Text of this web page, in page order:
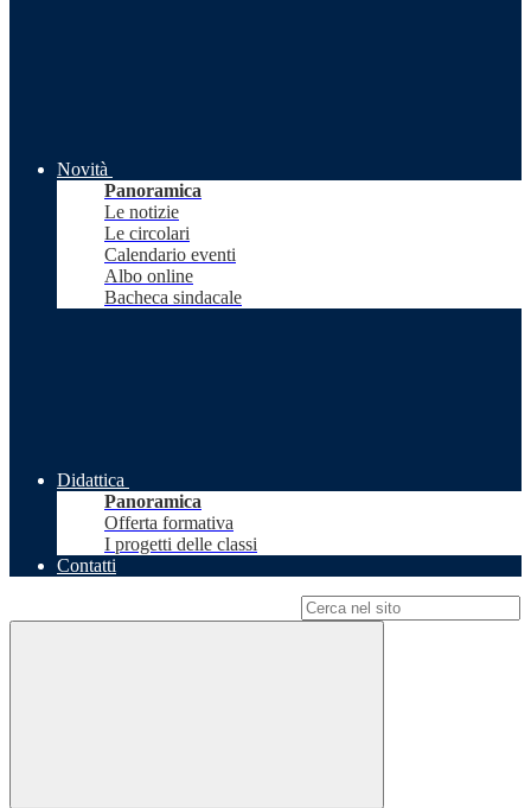
Novità
Panoramica
Le notizie
Le circolari
Calendario eventi
Albo online
Bacheca sindacale
Didattica
Panoramica
Offerta formativa
I progetti delle classi
Contatti